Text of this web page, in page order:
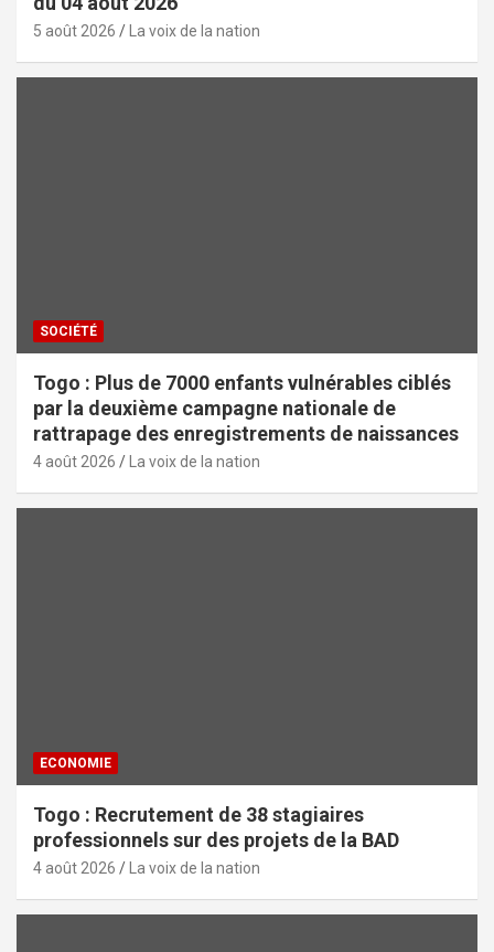
5 août 2026 La voix de la nation
SOCIÉTÉ
Togo : Plus de 7000 enfants vulnérables ciblés
par la deuxième campagne nationale de
rattrapage des enregistrements de naissances
4 août 2026 La voix de la nation
ECONOMIE
Togo : Recrutement de 38 stagiaires
professionnels sur des projets de la BAD
4 août 2026 La voix de la nation